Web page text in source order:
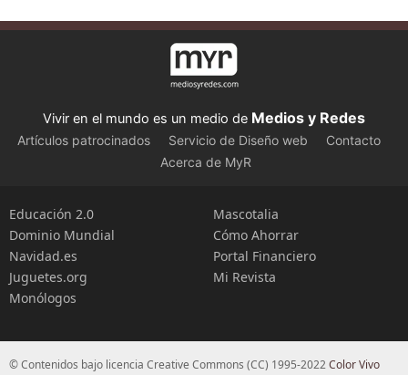
Vivir en el mundo es un medio de Medios y Redes
Artículos patrocinados Servicio de Diseño web
Contacto
Acerca de MyR
Educación 2.0
Dominio Mundial
Navidad.es
Juguetes.org
Monólogos
Mascotalia
Cómo Ahorrar
Portal Financiero
Mi Revista
© Contenidos bajo licencia Creative Commons (CC) 1995-2022Color Vivo